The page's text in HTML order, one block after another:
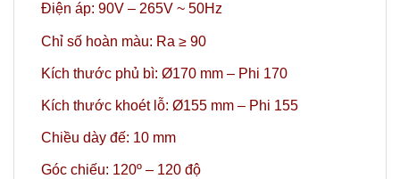
Điện áp: 90V – 265V ~ 50Hz
Chỉ số hoàn màu: Ra ≥ 90
Kích thước phủ bì: Ø170 mm – Phi 170
Kích thước khoét lỗ: Ø155 mm – Phi 155
Chiều dày đế: 10 mm
Góc chiếu: 120º – 120 độ